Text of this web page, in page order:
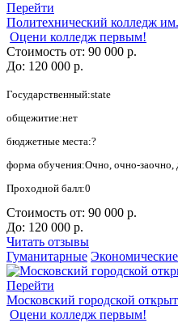
Перейти
Политехнический колледж
Оцени колледж первым!
Стоимость от: 90 000 р.
До: 120 000 р.
Государственный:state
общежитие:нет
бюджетные места:?
форма обучения:Очно, очно-заочно,
Проходной балл:0
Стоимость от: 90 000 р.
До: 120 000 р.
Читать отзывы
Гуманитарные Экономические
Перейти
Московский городской
Оцени колледж первым!